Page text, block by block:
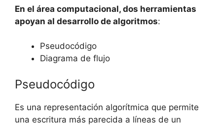
En el área computacional, dos herramientas
apoyan al desarrollo de algoritmos:
Pseudocódigo
Diagrama de flujo
Pseudocódigo
Es una representación algorítmica que permite
una escritura más parecida a líneas de un